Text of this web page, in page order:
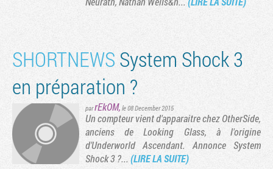
SHORTNEWS System Shock 3
en préparation ?
parrEkOM, le 08 December 2015
Un compteur vient d'apparaitre chez OtherSide,
anciens de Looking Glass, à l'origine
d'Underworld Ascendant. Annonce System
Shock 3 ?... (LIRE LA SUITE)